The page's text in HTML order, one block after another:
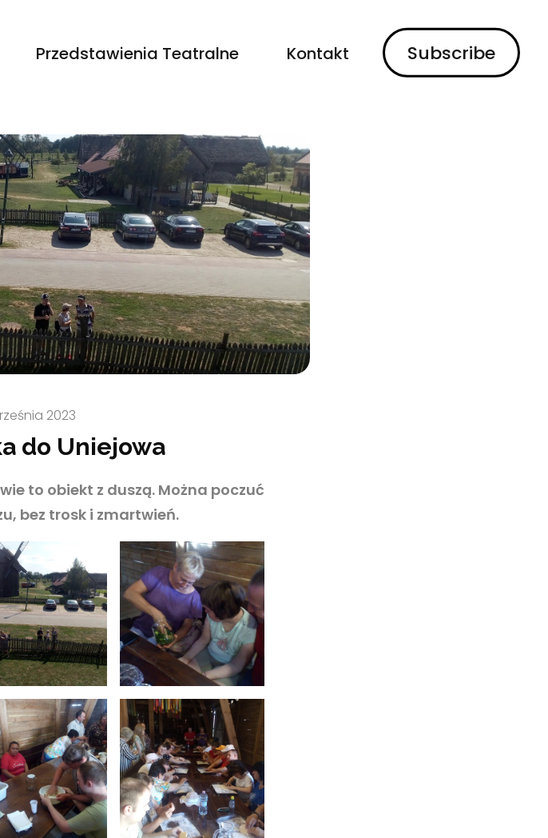
Subscribe
Przedstawienia Teatralne Kontakt
do Uniejowa
2023
to obiekt z duszą. Można poczuć
bez trosk i zmartwień.